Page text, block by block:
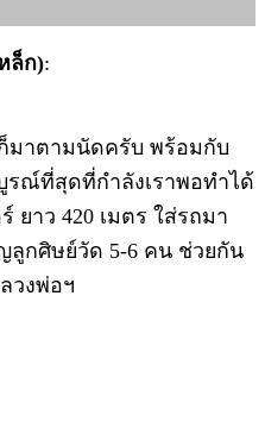
ล็ก):
มาตามนัดครับ พร้อมกับ
รณ์ที่สุดที่กำลังเราพอทำได้
ยาว 420 เมตร ใส่รถมา
ลูกศิษย์วัด 5-6 คน ช่วยกัน
วงพ่อฯ